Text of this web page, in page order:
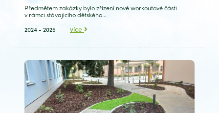
Předmětem zakázky bylo zřízení nové workoutové části
v rámci stávajícího dětského...
2024 - 2025 více